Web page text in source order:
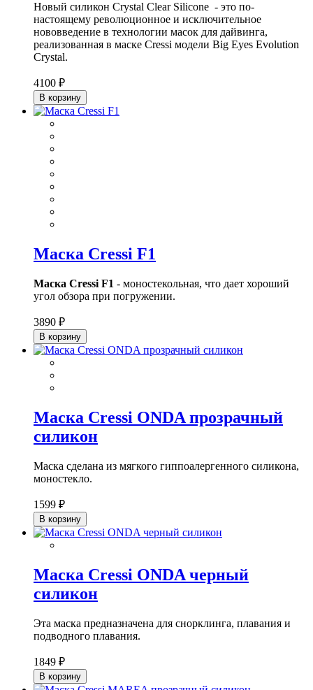
Новый силикон Crystal Clear Silicone - это по-
настоящему революционное и исключительное
нововведение в технологии масок для дайвинга,
реализованная в маске Cressi модели Big Eyes Evolution
Crystal.
4100 ₽
В корзину
Маска Cressi F1
Маска Cressi F1 - моностекольная, что дает хороший
угол обзора при погружении.
3890 ₽
В корзину
Маска Cressi ONDA прозрачный
силикон
Маска сделана из мягкого гиппоалергенного силикона,
моностекло.
1599 ₽
В корзину
Маска Cressi ONDA черный
силикон
Эта маска предназначена для снорклинга, плавания и
подводного плавания.
1849 ₽
В корзину